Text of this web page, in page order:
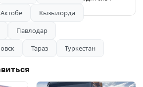
Актобе
Кызылорда
Павлодар
Тараз Туркестан